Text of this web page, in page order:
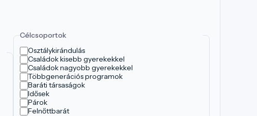
Célcsoportok
Osztálykirándulás
Családok kisebb gyerekekkel
Családok nagyobb gyerekekkel
Többgenerációs programok
Baráti társaságok
Idősek
Párok
Felnőttbarát